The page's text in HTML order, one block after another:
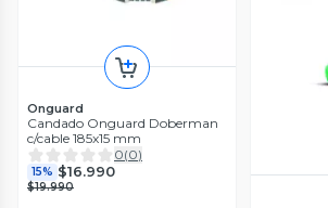
Onguard
Candado Onguard Doberman
c/cable 185x15 mm
0(0)
15% $16.990
$19.990